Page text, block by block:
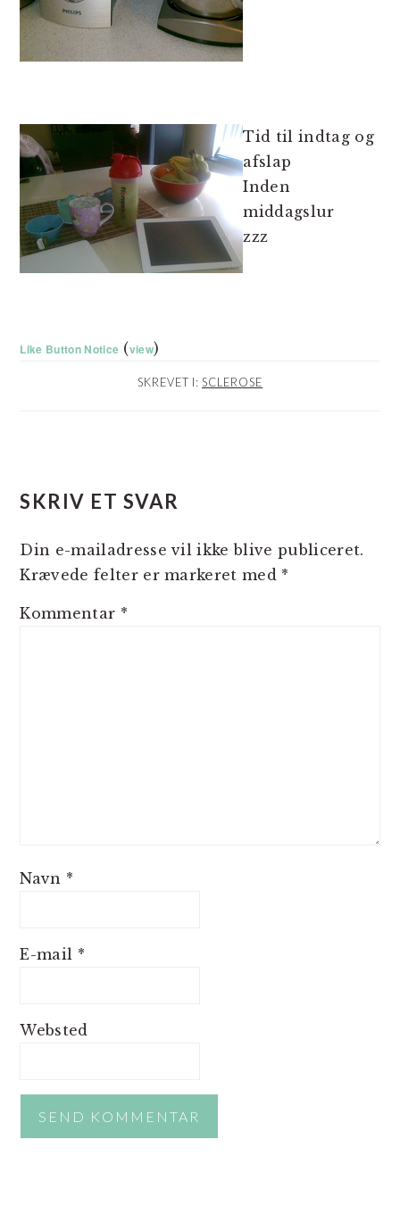
Tid til indtag og
afslap
Inden
middagslur
zzz
Like Button Notice (view)
SKREVET I: SCLEROSE
SKRIV ET SVAR
Din e-mailadresse vil ikke blive publiceret.
Krævede felter er markeret med *
Kommentar *
Navn *
E-mail *
Websted